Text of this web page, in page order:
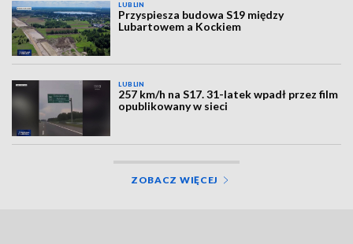
LUBLIN
Przyspiesza budowa S19 między
Lubartowem a Kockiem
LUBLIN
257 km/h na S17. 31-latek wpadł przez film
opublikowany w sieci
ZOBACZ WIĘCEJ